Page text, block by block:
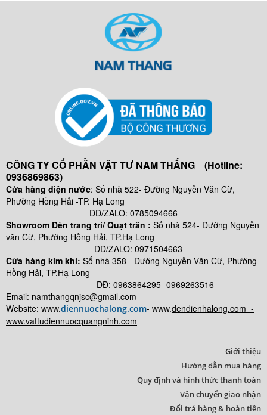
CÔNG TY CỔ PHẦN VẬT TƯ NAM THẮNG (Hotline:
0936869863)
Cửa hàng điện nước: Số nhà 522- Đường Nguyễn Văn Cừ,
Phường Hồng Hải -TP. Hạ Long
DĐ/ZALO: 0785094666
Showroom Đèn trang trí/ Quạt trần : Số nhà 524- Đường Nguyễn
văn Cừ, Phường Hồng Hải, TP.Hạ Long
DĐ/ZALO: 0971504663
Cửa hàng kim khí: Số nhà 358 - Đường Nguyễn Văn Cừ, Phường
Hồng Hải, TP.Hạ Long
DĐ: 0963864295- 0969263516
Email: namthangqnjsc@gmail.com
Website: www.diennuochalong.com- www.dendienhalong.com -
www.vattudiennuocquangninh.com
Giới thiệu
Hướng dẫn mua hàng
Quy định và hình thức thanh toán
Vận chuyển giao nhận
Đổi trả hàng & hoàn tiền